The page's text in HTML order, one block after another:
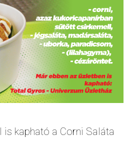
is kapható a Corni Saláta